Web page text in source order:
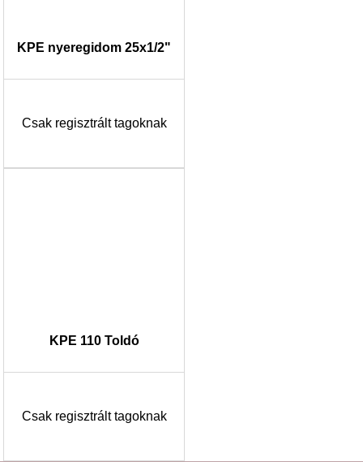
KPE nyeregidom 25x1/2"
Csak regisztrált tagoknak
KPE 110 Toldó
Csak regisztrált tagoknak